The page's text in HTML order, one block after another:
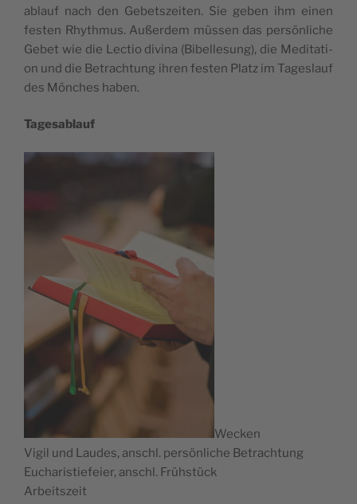
ab­lauf nach den Gebets­zei­ten. Sie geben ihm einen
fes­ten Rhyth­mus. Außer­dem müs­sen das per­sön­li­che
Gebet wie die Lec­tio divina (Bibel­le­sung), die Medi­ta­ti­
on und die Betrach­tung ihren fes­ten Platz im Tages­lauf
des Mön­ches haben.
Tages­ab­lauf
Wecken
Vigil und Lau­des, anschl. per­sön­li­che Betrachtung
Eucha­ris­tie­fei­er, anschl. Frühstück
Arbeitszeit